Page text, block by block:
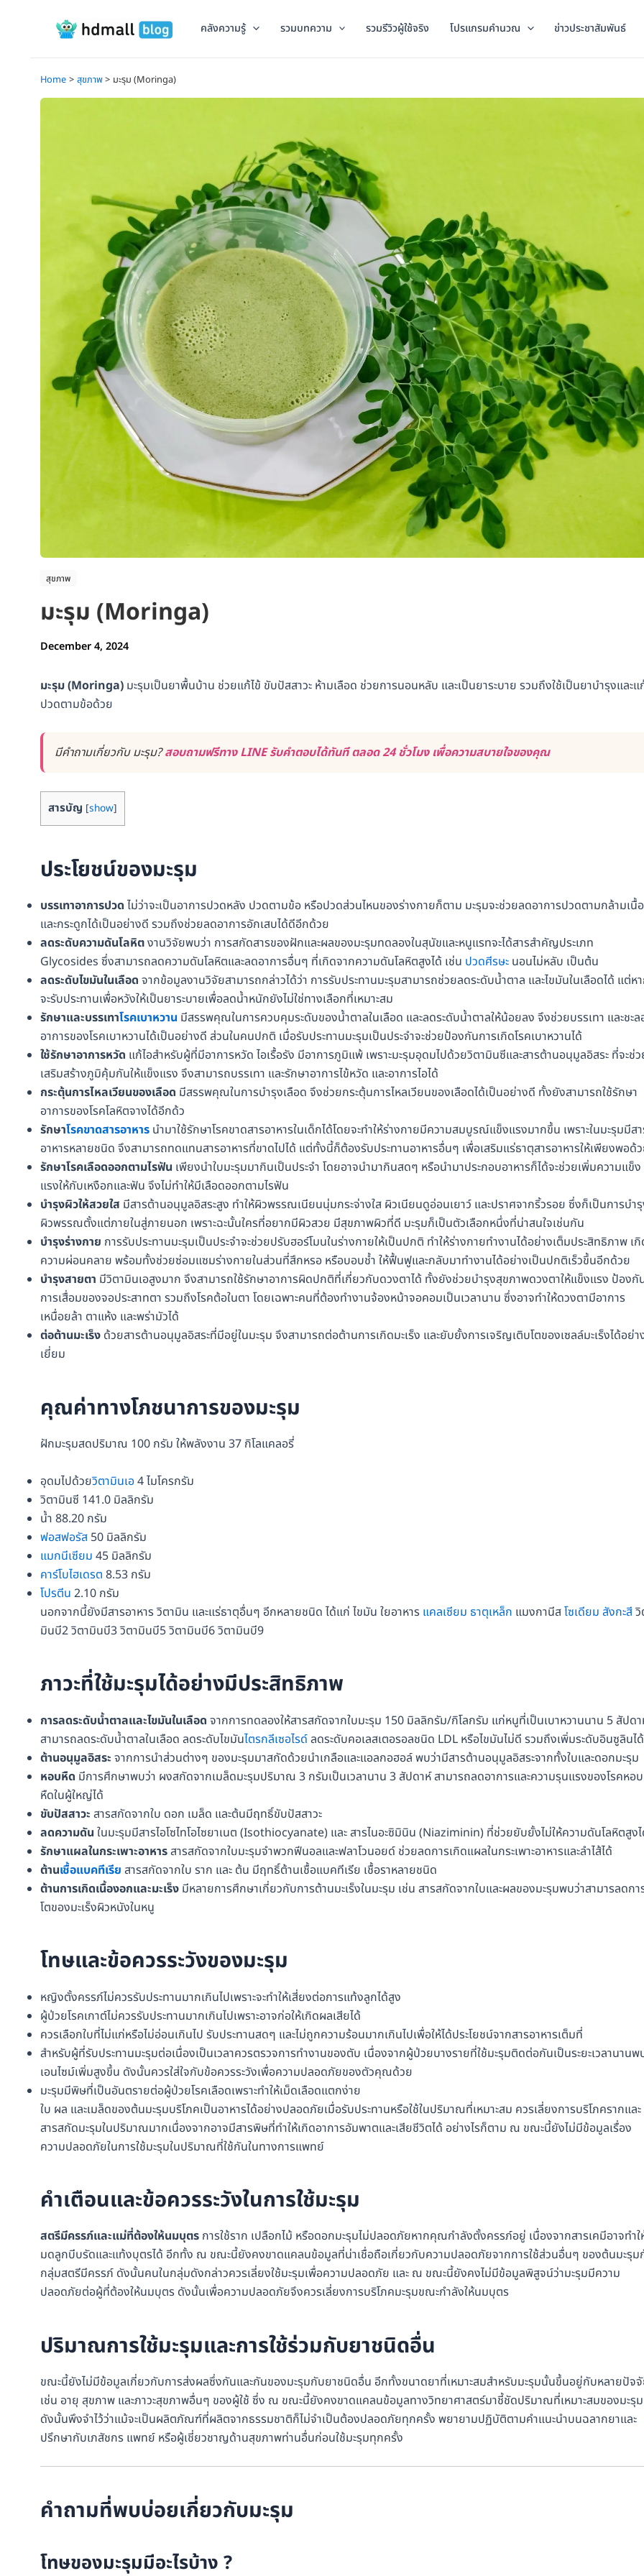
คลังความรู้ รวมบทความ รวมรีวิวผู้ใช้จริง โปรแกรมคำนวณ ข่าวประชาสัมพันธ์
Home สุขภาพ มะรุม (Moringa)
สุขภาพ
มะรุม (Moringa)
December 4, 2024
มะรุม (Moringa) มะรุมเป็นยาพื้นบ้าน ช่วยแก้ไข้ ขับปัสสาวะ ห้ามเลือด ช่วยการนอนหลับ และเป็นยาระบาย รวมถึงใช้เป็นยาบำรุงและแ
ปวดตามข้อด้วย
มีคำถามเกี่ยวกับ มะรุม?สอบถามฟรีทาง LINE รับคำตอบได้ทันที ตลอด 24 ชั่วโมง เพื่อความสบายใจของคุณ
สารบัญ [show]
ประโยชน์ของมะรุม
บรรเทาอาการปวด ไม่ว่าจะเป็นอาการปวดหลัง ปวดตามข้อ หรือปวดส่วนไหนของร่างกายก็ตาม มะรุมจะช่วยลดอาการปวดตามกล้ามเนื้อ
และกระดูกได้เป็นอย่างดี รวมถึงช่วยลดอาการอักเสบได้ดีอีกด้วย
ลดระดับความดันโลหิตงานวิจัยพบว่า การสกัดสารของฝักและผลของมะรุมทดลองในสุนัขและหนูแรทจะได้สารสำคัญประเภท
Glycosides ซึ่งสามารถลดความดันโลหิตและลดอาการอื่นๆ ที่เกิดจากความดันโลหิตสูงได้ เช่น ปวดศีรษะ นอนไม่หลับ เป็นต้น
ลดระดับไขมันในเลือด จากข้อมูลงานวิจัยสามารถกล่าวได้ว่า การรับประทานมะรุมสามารถช่วยลดระดับน้ำตาล และไขมันในเลือดได้ แต่ห
จะรับประทานเพื่อหวังให้เป็นยาระบายเพื่อลดน้ำหนักยังไม่ใช่ทางเลือกที่เหมาะสม
รักษาและบรรเทาโรคเบาหวาน มีสรรพคุณในการควบคุมระดับของน้ำตาลในเลือด และลดระดับน้ำตาลให้น้อยลง จึงช่วยบรรเทา และชะล
อาการของโรคเบาหวานได้เป็นอย่างดี ส่วนในคนปกติ เมื่อรับประทานมะรุมเป็นประจำจะช่วยป้องกันการเกิดโรคเบาหวานได้
ใช้รักษาอาการหวัด แก้ไอสำหรับผู้ที่มีอาการหวัด ไอเรื้อรัง มีอาการภูมิแพ้ เพราะมะรุมอุดมไปด้วยวิตามินซีและสารต้านอนุมูลอิสระ ที่จะช่
เสริมสร้างภูมิคุ้มกันให้แข็งแรง จึงสามารถบรรเทา และรักษาอาการไข้หวัด และอาการไอได้
กระตุ้นการไหลเวียนของเลือด มีสรรพคุณในการบำรุงเลือด จึงช่วยกระตุ้นการไหลเวียนของเลือดได้เป็นอย่างดี ทั้งยังสามารถใช้รักษา
อาการของโรคโลหิตจางได้อีกด้ว
รักษาโรคขาดสารอาหาร นำมาใช้รักษาโรคขาดสารอาหารในเด็กได้โดยจะทำให้ร่างกายมีความสมบูรณ์แข็งแรงมากขึ้น เพราะในมะรุมมีส
อาหารหลายชนิด จึงสามารถทดแทนสารอาหารที่ขาดไปได้ แต่ทั้งนี้ก็ต้องรับประทานอาหารอื่นๆ เพื่อเสริมแร่ธาตุสารอาหารให้เพียงพอด้
รักษาโรคเลือดออกตามไรฟัน เพียงนำใบมะรุมมากินเป็นประจำ โดยอาจนำมากินสดๆ หรือนำมาประกอบอาหารก็ได้จะช่วยเพิ่มความแข็ง
แรงให้กับเหงือกและฟัน จึงไม่ทำให้มีเลือดออกตามไรฟัน
บำรุงผิวให้สวยใส มีสารต้านอนุมูลอิสระสูง ทำให้ผิวพรรณเนียนนุ่มกระจ่างใส ผิวเนียนดูอ่อนเยาว์ และปราศจากริ้วรอย ซึ่งก็เป็นการบำ
ผิวพรรณตั้งแต่ภายในสู่ภายนอก เพราะฉะนั้นใครที่อยากมีผิวสวย มีสุขภาพผิวที่ดี มะรุมก็เป็นตัวเลือกหนึ่งที่น่าสนใจเช่นกัน
บำรุงร่างกาย การรับประทานมะรุมเป็นประจำจะช่วยปรับฮอร์โมนในร่างกายให้เป็นปกติ ทำให้ร่างกายทำงานได้อย่างเต็มประสิทธิภาพ เ
ความผ่อนคลาย พร้อมทั้งช่วยซ่อมแซมร่างกายในส่วนที่สึกหรอ หรือบอบช้ำ ให้ฟื้นฟูและกลับมาทำงานได้อย่างเป็นปกติเร็วขึ้นอีกด้วย
บำรุงสายตา มีวิตามินเอสูงมาก จึงสามารถใช้รักษาอาการผิดปกติที่เกี่ยวกับดวงตาได้ ทั้งยังช่วยบำรุงสุขภาพดวงตาให้แข็งแรง ป้องกั
การเสื่อมของจอประสาทตา รวมถึงโรคต้อในตา โดยเฉพาะคนที่ต้องทำงานจ้องหน้าจอคอมเป็นเวลานาน ซึ่งอาจทำให้ดวงตามีอาการ
เหนื่อยล้า ตาแห้ง และพร่ามัวได้
ต่อต้านมะเร็ง ด้วยสารต้านอนุมูลอิสระที่มีอยู่ในมะรุม จึงสามารถต่อต้านการเกิดมะเร็ง และยับยั้งการเจริญเติบโตของเซลล์มะเร็งได้อย่
เยี่ยม
คุณค่าทางโภชนาการของมะรุม
ฝักมะรุมสดปริมาณ 100 กรัม ให้พลังงาน 37 กิโลแคลอรี่
อุดมไปด้วยวิตามินเอ4 ไมโครกรัม
วิตามินซี 141.0 มิลลิกรัม
น้ำ 88.20 กรัม
ฟอสฟอรัส 50 มิลลิกรัม
แมกนีเซียม 45 มิลลิกรัม
คาร์โบไฮเดรต 8.53 กรัม
โปรตีน 2.10 กรัม
นอกจากนี้ยังมีสารอาหาร วิตามิน และแร่ธาตุอื่นๆ อีกหลายชนิด ได้แก่ ไขมัน ใยอาหาร แคลเซียม ธาตุเหล็ก แมงกานีสโซเดียม สังกะสีวิ
มินบี2 วิตามินบี3 วิตามินบี5 วิตามินบี6 วิตามินบี9
ภาวะที่ใช้มะรุมได้อย่างมีประสิทธิภาพ
การลดระดับน้ำตาลและไขมันในเลือด จากการทดลองให้สารสกัดจากใบมะรุม 150 มิลลิกรัม/กิโลกรัม แก่หนูที่เป็นเบาหวานนาน 5 สัปด
สามารถลดระดับน้ำตาลในเลือด ลดระดับไขมันไตรกลีเซอไรด์ลดระดับคอเลสเตอรอลชนิด LDL หรือไขมันไม่ดี รวมถึงเพิ่มระดับอินซูลินได้
ต้านอนุมูลอิสระ จากการนำส่วนต่างๆ ของมะรุมมาสกัดด้วยนำเกลือและแอลกอฮอล์ พบว่ามีสารต้านอนุมูลอิสระจากทั้งใบและดอกมะรุม
หอบหืด มีการศึกษาพบว่า ผงสกัดจากเมล็ดมะรุมปริมาณ 3 กรัมเป็นเวลานาน 3 สัปดาห์ สามารถลดอาการและความรุนแรงของโรคหอบ
หืดในผู้ใหญ่ได้
ขับปัสสาวะ สารสกัดจากใบ ดอก เมล็ด และต้นมีฤทธิ์ขับปัสสาวะ
ลดความดัน ในมะรุมมีสารไอโซไทโอไซยาเนต (Isothiocyanate) และ สารไนอะซิมินิน (Niaziminin) ที่ช่วยยับยั้งไม่ให้ความดันโลหิตสูง
รักษาแผลในกระเพาะอาหารสารสกัดจากใบมะรุมจำพวกฟีนอลและฟลาโวนอยด์ ช่วยลดการเกิดแผลในกระเพาะอาหารและลำไส้ได้
ต้านเชื้อแบคทีเรีย สารสกัดจากใบ ราก และ ต้น มีฤทธิ์ต้านเชื้อแบคทีเรีย เชื้อราหลายชนิด
ต้านการเกิดเนื้องอกและมะเร็ง มีหลายการศึกษาเกี่ยวกับการต้านมะเร็งในมะรุม เช่น สารสกัดจากใบและผลของมะรุมพบว่าสามารลดกา
โตของมะเร็งผิวหนังในหนู
โทษและข้อควรระวังของมะรุม
หญิงตั้งครรภ์ไม่ควรรับประทานมากเกินไปเพราะจะทำให้เสี่ยงต่อการแท้งลูกได้สูง
ผู้ป่วยโรคเกาต์ไม่ควรรับประทานมากเกินไปเพราะอาจก่อให้เกิดผลเสียได้
ควรเลือกใบที่ไม่แก่หรือไม่อ่อนเกินไป รับประทานสดๆ และไม่ถูกความร้อนมากเกินไปเพื่อให้ได้ประโยชน์จากสารอาหารเต็มที่
สำหรับผู้ที่รับประทานมะรุมต่อเนื่องเป็นเวลาควรตรวจการทำงานของตับ เนื่องจากผู้ป่วยบางรายที่ใช้มะรุมติดต่อกันเป็นระยะเวลานานพ
เอนไซม์เพิ่มสูงขึ้น ดังนั้นควรใส่ใจกับข้อควรระวังเพื่อความปลอดภัยของตัวคุณด้วย
มะรุมมีพิษที่เป็นอันตรายต่อผู้ป่วยโรคเลือดเพราะทำให้เม็ดเลือดแตกง่าย
ใบ ผล และเมล็ดของต้นมะรุมบริโภคเป็นอาหารได้อย่างปลอดภัยเมื่อรับประทานหรือใช้ในปริมาณที่เหมาะสม ควรเลี่ยงการบริโภครากและ
สารสกัดมะรุมในปริมาณมากเนื่องจากอาจมีสารพิษที่ทำให้เกิดอาการอัมพาตและเสียชีวิตได้ อย่างไรก็ตาม ณ ขณะนี้ยังไม่มีข้อมูลเรื่อง
ความปลอดภัยในการใช้มะรุมในปริมาณที่ใช้กันในทางการแพทย์
คำเตือนและข้อควรระวังในการใช้มะรุม
สตรีมีครรภ์และแม่ที่ต้องให้นมบุตร การใช้ราก เปลือกไม้ หรือดอกมะรุมไม่ปลอดภัยหากคุณกำลังตั้งครรภ์อยู่ เนื่องจากสารเคมีอาจทำใ
มดลูกบีบรัดและแท้งบุตรได้ อีกทั้ง ณ ขณะนี้ยังคงขาดแคลนข้อมูลที่น่าเชื่อถือเกี่ยวกับความปลอดภัยจากการใช้ส่วนอื่นๆ ของต้นมะรุ
กลุ่มสตรีมีครรภ์ ดังนั้นคนในกลุ่มดังกล่าวควรเลี่ยงใช้มะรุมเพื่อความปลอดภัย และ ณ ขณะนี้ยังคงไม่มีข้อมูลพิสูจน์ว่ามะรุมมีความ
ปลอดภัยต่อผู้ที่ต้องให้นมบุตร ดังนั้นเพื่อความปลอดภัยจึงควรเลี่ยงการบริโภคมะรุมขณะกำลังให้นมบุตร
ปริมาณการใช้มะรุมและการใช้ร่วมกับยาชนิดอื่น
ขณะนี้ยังไม่มีข้อมูลเกี่ยวกับการส่งผลซึ่งกันและกันของมะรุมกับยาชนิดอื่น อีกทั้งขนาดยาที่เหมาะสมสำหรับมะรุมนั้นขึ้นอยู่กับหลายปัจ
เช่น อายุ สุขภาพ และภาวะสุขภาพอื่นๆ ของผู้ใช้ ซึ่ง ณ ขณะนี้ยังคงขาดแคลนข้อมูลทางวิทยาศาสตร์มาชี้ชัดปริมาณที่เหมาะสมของมะรุม
ดังนั้นพึงจำไว้ว่าแม้จะเป็นผลิตภัณฑ์ที่ผลิตจากธรรมชาติก็ไม่จำเป็นต้องปลอดภัยทุกครั้ง พยายามปฏิบัติตามคำแนะนำบนฉลากยาและ
ปรึกษากับเภสัชกร แพทย์ หรือผู้เชี่ยวชาญด้านสุขภาพท่านอื่นก่อนใช้มะรุมทุกครั้ง
คำถามที่พบบ่อยเกี่ยวกับมะรุม
โทษของมะรุมมีอะไรบ้าง ?